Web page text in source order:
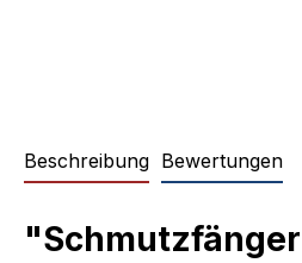
Beschreibung Bewertungen
"Schmutzfänger